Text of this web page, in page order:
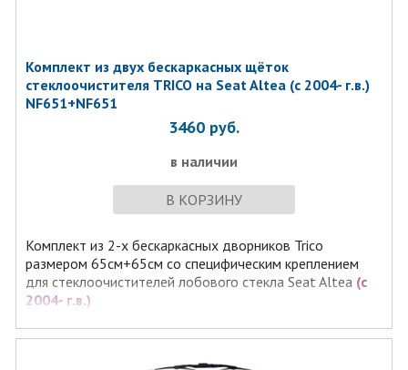
Комплект из двух бескаркасных щёток
стеклоочистителя TRICO на Seat Altea (с 2004- г.в.)
NF651+NF651
3460 руб.
в наличии
В КОРЗИНУ
Комплект из 2-х бескаркасных дворников Trico
размером 65см+65см со специфическим креплением
для стеклоочистителей лобового стекла Seat Altea (с
2004- г.в.)